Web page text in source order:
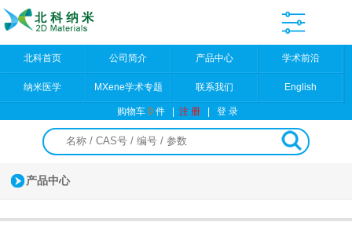
北科首页 公司简介 产品中心 学术前沿
纳米医学 MXene学术专题 联系我们 English
购物车0件 |注 册 |登 录
产品中心